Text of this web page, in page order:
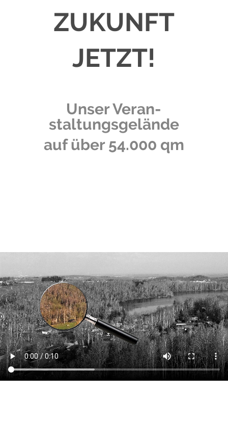
ZUKUNFT
JETZT!
Unser Veran­
staltungs­gelände
auf über 54.000 qm